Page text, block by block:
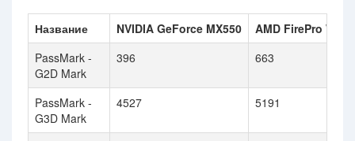
Название NVIDIA GeForce MX550
AMD FirePro
PassMark -
G2D Mark
396 663
PassMark -
G3D Mark
4527 5191